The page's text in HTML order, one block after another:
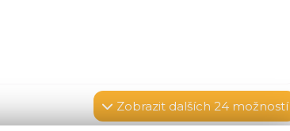
Zobrazit dalších 24 možností